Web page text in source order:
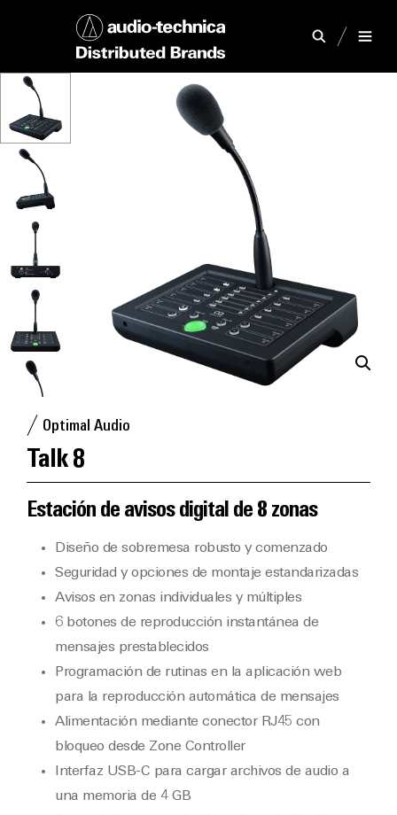
Optimal Audio
Talk 8
Estación de avisos digital de 8 zonas
Diseño de sobremesa robusto y comenzado
Seguridad y opciones de montaje estandarizadas
Avisos en zonas individuales y múltiples
6 botones de reproducción instantánea de
mensajes prestablecidos
Programación de rutinas en la aplicación web
para la reproducción automática de mensajes
Alimentación mediante conector RJ45 con
bloqueo desde Zone Controller
Interfaz USB-C para cargar archivos de audio a
una memoria de 4 GB